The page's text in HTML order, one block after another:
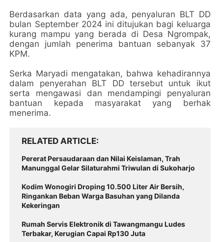
Berdasarkan data yang ada, penyaluran BLT DD
bulan September 2024 ini ditujukan bagi keluarga
kurang mampu yang berada di Desa Ngrompak,
dengan jumlah penerima bantuan sebanyak 37
KPM.
Serka Maryadi mengatakan, bahwa kehadirannya
dalam penyerahan BLT DD tersebut untuk ikut
serta mengawasi dan mendampingi penyaluran
bantuan kepada masyarakat yang berhak
menerima.
RELATED ARTICLE
Pererat Persaudaraan dan Nilai Keislaman, Trah
Manunggal Gelar Silaturahmi Triwulan di Sukoharjo
Kodim Wonogiri Droping 10.500 Liter Air Bersih,
Ringankan Beban Warga Basuhan yang Dilanda
Kekeringan
Rumah Servis Elektronik di Tawangmangu Ludes
Terbakar, Kerugian Capai Rp130 Juta